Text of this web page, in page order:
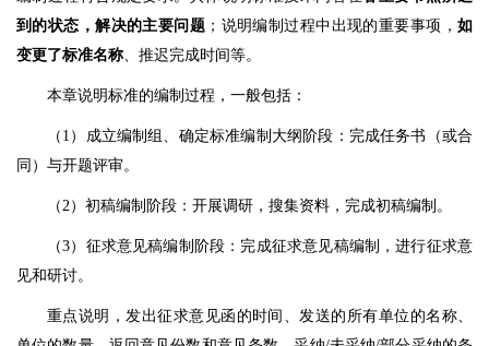
到的状态，解决的主要问题 ；说明编制过程中出现的重要事项，如
变更了标准名称、推迟完成时间等。
本章说明标准的编制过程，一般包括：
（1）成立编制组、确定标准编制大纲阶段：完成任务书（或合
同）与开题评审。
（2）初稿编制阶段：开展调研，搜集资料，完成初稿编制。
（3）征求意见稿编制阶段：完成征求意见稿编制，进行征求意
见和研讨。
重点说明，发出征求意见函的时间、发送的所有单位的名称、